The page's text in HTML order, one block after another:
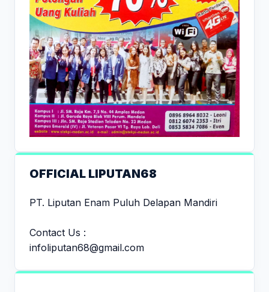
OFFICIAL LIPUTAN68
PT. Liputan Enam Puluh Delapan Mandiri
Contact Us :
infoliputan68@gmail.com